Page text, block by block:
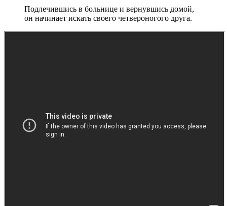
Подлечившись в больнице и вернувшись домой,
он начинает искать своего четвероногого друга.